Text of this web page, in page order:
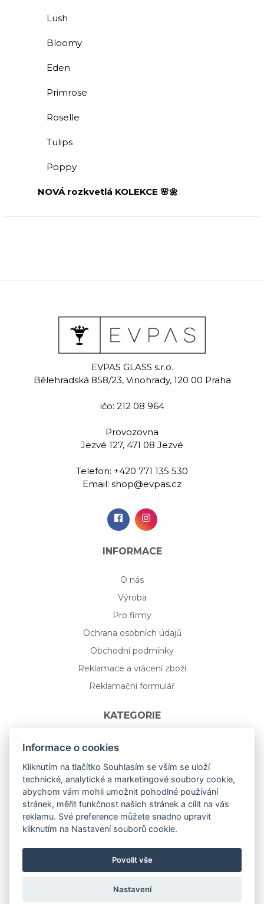
Lush
Bloomy
Eden
Primrose
Roselle
Tulips
Poppy
NOVÁ rozkvetlá KOLEKCE 🌸🌼
EVPAS GLASS s.r.o.
Bělehradská 858/23, Vinohrady, 120 00 Praha
ičo: 212 08 964
Provozovna
Jezvé 127, 471 08 Jezvé
Telefon: +420 771 135 530
Email: shop@evpas.cz
INFORMACE
O nás
Výroba
Pro firmy
Ochrana osobních údajů
Obchodní podmínky
Reklamace a vrácení zboží
Reklamační formulář
KATEGORIE
Nápojové sklo
Bydlení
Dárkový poukaz na míru
Mystery box
Kolekce
NOVÁ rozkvetlá KOLEKCE 🌸🌼
aceit.czAll Right Reserved.
Informace o cookies
Kliknutím na tlačítko Souhlasím se vším se uloží
technické, analytické a marketingové soubory cookie,
abychom vám mohli umožnit pohodlné používání
stránek, měřit funkčnost našich stránek a cílit na vás
reklamu. Své preference můžete snadno upravit
kliknutím na Nastavení souborů cookie.
Povolit vše
Nastavení